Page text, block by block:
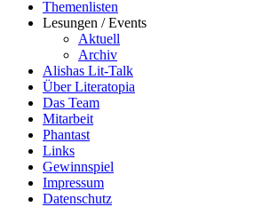
Themenlisten
Lesungen / Events
Aktuell
Archiv
Alishas Lit-Talk
Über Literatopia
Das Team
Mitarbeit
Phantast
Links
Gewinnspiel
Impressum
Datenschutz